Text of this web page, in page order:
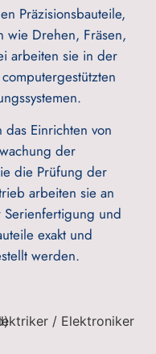
Präzisionsbauteile,
wie Drehen, Fräsen,
arbeiten sie in der
Einrichten von
der
die Prüfung der
arbeiten sie an
und
exakt und
werden.